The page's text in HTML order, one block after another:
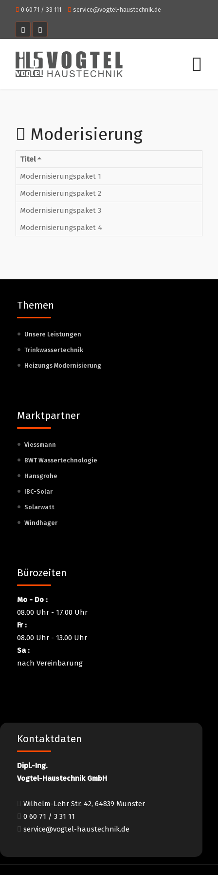
0 60 71 / 33 111 service@vogtel-haustechnik.de
Moderisierung
Titel
Modernisierungspaket 1
Modernisierungspaket 2
Modernisierungspaket 3
Modernisierungspaket 4
Themen
Unsere Leistungen
Trinkwassertechnik
Heizungs Modernisierung
Marktpartner
Viessmann
BWT Wassertechnologie
Hansgrohe
IBC-Solar
Solarwatt
Windhager
Bürozeiten
Mo - Do :
08.00 Uhr - 17.00 Uhr
Fr :
08.00 Uhr - 13.00 Uhr
Sa :
nach Vereinbarung
Kontaktdaten
Dipl.-Ing.
Vogtel-Haustechnik GmbH
Wilhelm-Lehr Str. 42, 64839 Münster
0 60 71 / 3 31 11
service@vogtel-haustechnik.de